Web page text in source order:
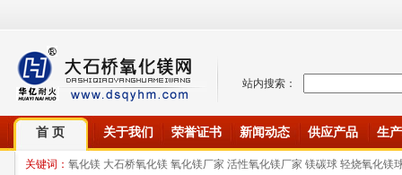
站内搜索：
首 页 关于我们 荣誉证书 新闻动态 供应产品 生
关键词： 氧化镁 大石桥氧化镁 氧化镁厂家 活性氧化镁厂家 镁碳球 轻烧氧化